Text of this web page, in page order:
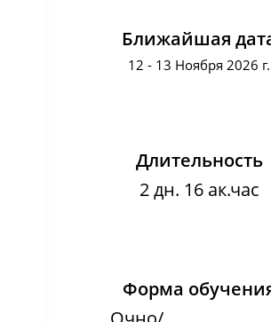
Ближайшая
12 - 13 Ноября 2026 г.
Длительность
2 дн. 16 ак.час
Форма